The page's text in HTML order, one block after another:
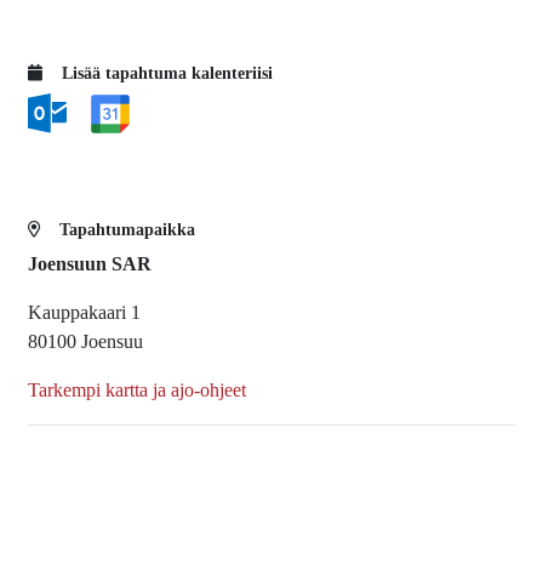
Lisää tapahtuma kalenteriisi
Tapahtumapaikka
Joensuun SAR
Kauppakaari 1
80100 Joensuu
Tarkempi kartta ja ajo-ohjeet